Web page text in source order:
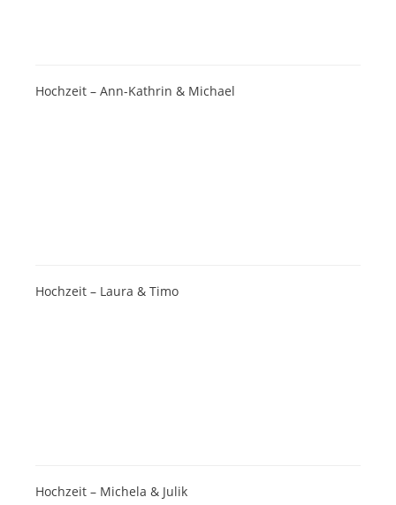
Hochzeit – Ann-Kathrin & Michael
Hochzeit – Laura & Timo
Hochzeit – Michela & Julik